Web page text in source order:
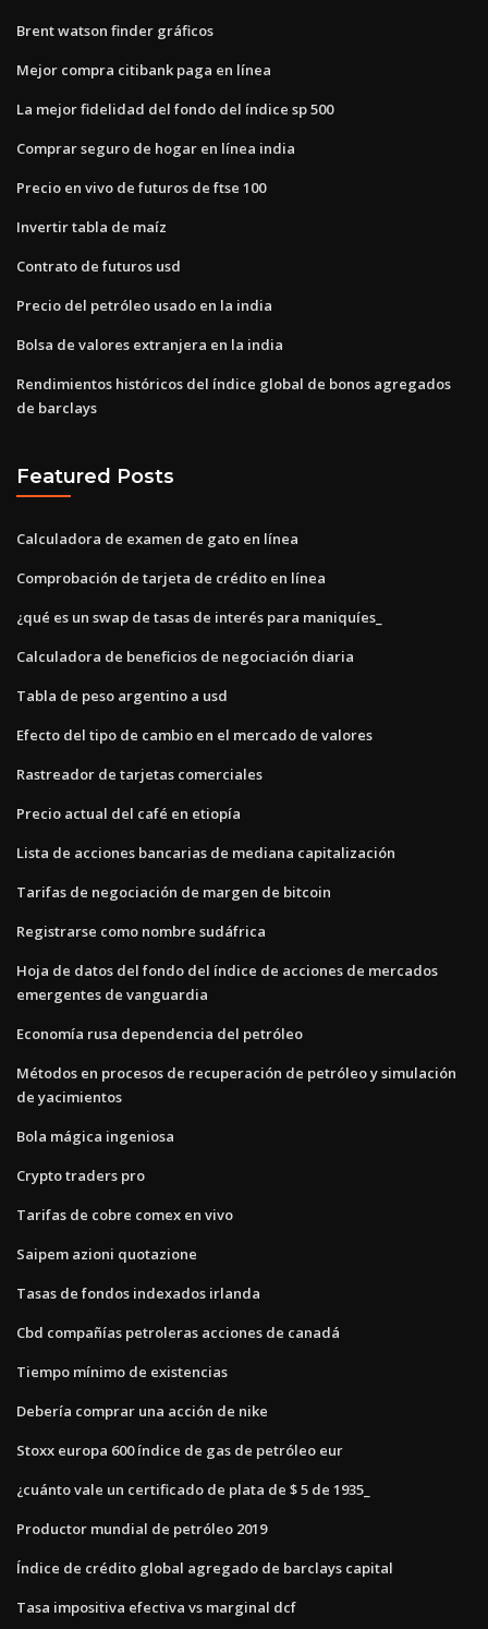
Brent watson finder gráficos
Mejor compra citibank paga en línea
La mejor fidelidad del fondo del índice sp 500
Comprar seguro de hogar en línea india
Precio en vivo de futuros de ftse 100
Invertir tabla de maíz
Contrato de futuros usd
Precio del petróleo usado en la india
Bolsa de valores extranjera en la india
Rendimientos históricos del índice global de bonos agregados
de barclays
Featured Posts
Calculadora de examen de gato en línea
Comprobación de tarjeta de crédito en línea
¿qué es un swap de tasas de interés para maniquíes_
Calculadora de beneficios de negociación diaria
Tabla de peso argentino a usd
Efecto del tipo de cambio en el mercado de valores
Rastreador de tarjetas comerciales
Precio actual del café en etiopía
Lista de acciones bancarias de mediana capitalización
Tarifas de negociación de margen de bitcoin
Registrarse como nombre sudáfrica
Hoja de datos del fondo del índice de acciones de mercados
emergentes de vanguardia
Economía rusa dependencia del petróleo
Métodos en procesos de recuperación de petróleo y simulación
de yacimientos
Bola mágica ingeniosa
Crypto traders pro
Tarifas de cobre comex en vivo
Saipem azioni quotazione
Tasas de fondos indexados irlanda
Cbd compañías petroleras acciones de canadá
Tiempo mínimo de existencias
Debería comprar una acción de nike
Stoxx europa 600 índice de gas de petróleo eur
¿cuánto vale un certificado de plata de $ 5 de 1935_
Productor mundial de petróleo 2019
Índice de crédito global agregado de barclays capital
Tasa impositiva efectiva vs marginal dcf